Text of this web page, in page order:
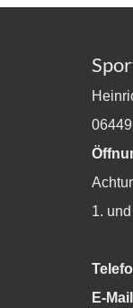
1.
E-Mail